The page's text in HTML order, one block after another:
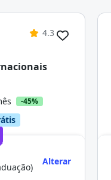
4.3
-45%
Alterar